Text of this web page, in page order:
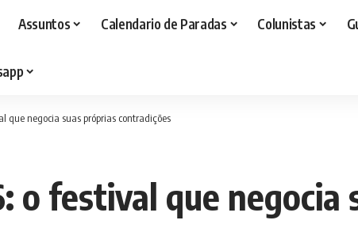
Assuntos Calendario de Paradas Colunistas
que negocia suas próprias contradições
o festival que